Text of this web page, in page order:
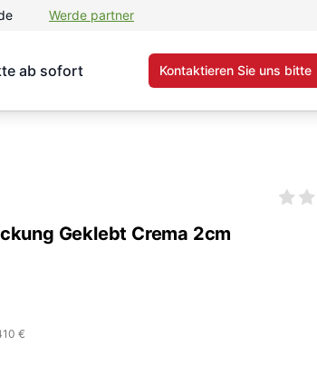
Werde partner
ab sofort Kontaktieren Sie uns bitte
Geklebt Crema 2cm
€